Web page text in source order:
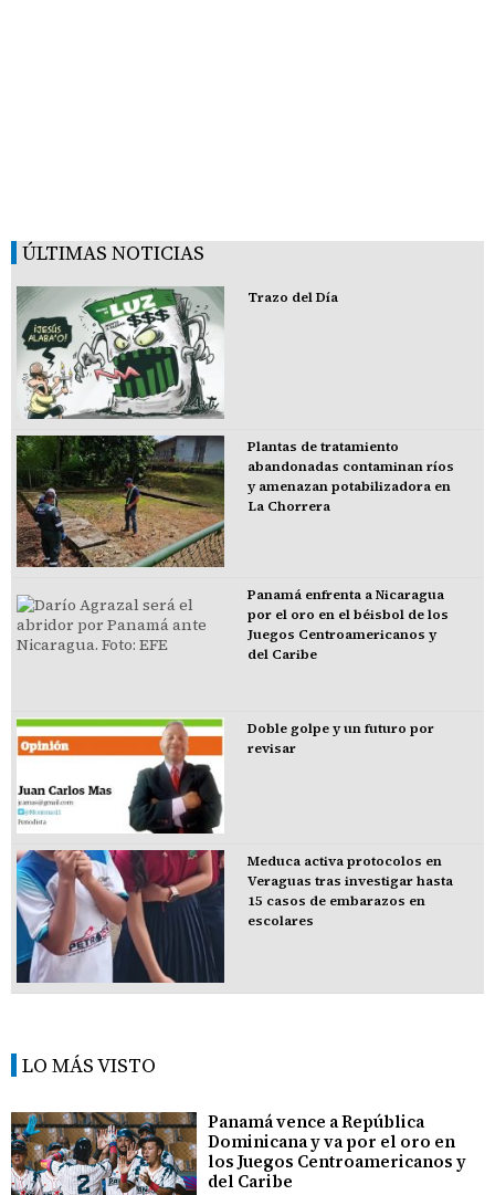
ÚLTIMAS NOTICIAS
Trazo del Día
Plantas de tratamiento
abandonadas contaminan ríos
y amenazan potabilizadora en
La Chorrera
Panamá enfrenta a Nicaragua
por el oro en el béisbol de los
Juegos Centroamericanos y
del Caribe
Doble golpe y un futuro por
revisar
Meduca activa protocolos en
Veraguas tras investigar hasta
15 casos de embarazos en
escolares
LO MÁS VISTO
Panamá vence a República
Dominicana y va por el oro en
los Juegos Centroamericanos y
del Caribe